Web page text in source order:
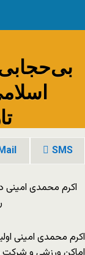
SMS
اکرم محمدی امینی
اکرم محمدی امینی